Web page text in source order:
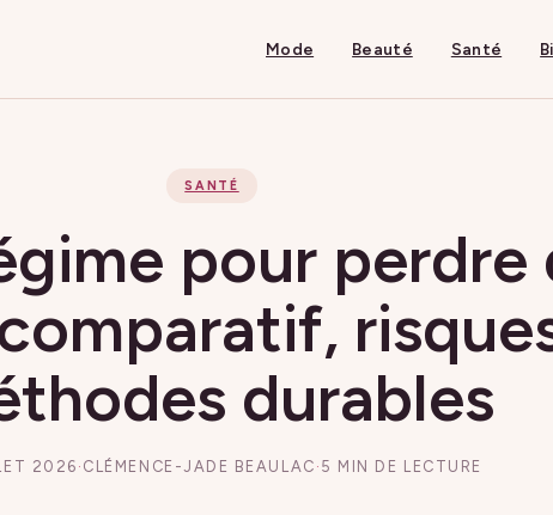
Mode Beauté Santé
SANTÉ
pour perdre
durables
2026· CLÉMENCE-JADE BEAULAC · 5 MIN DE LECTURE